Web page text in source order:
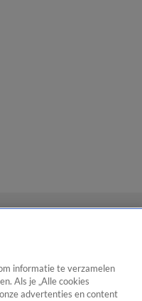
informatie te verzamelen
Als je „Alle cookies
advertenties en content